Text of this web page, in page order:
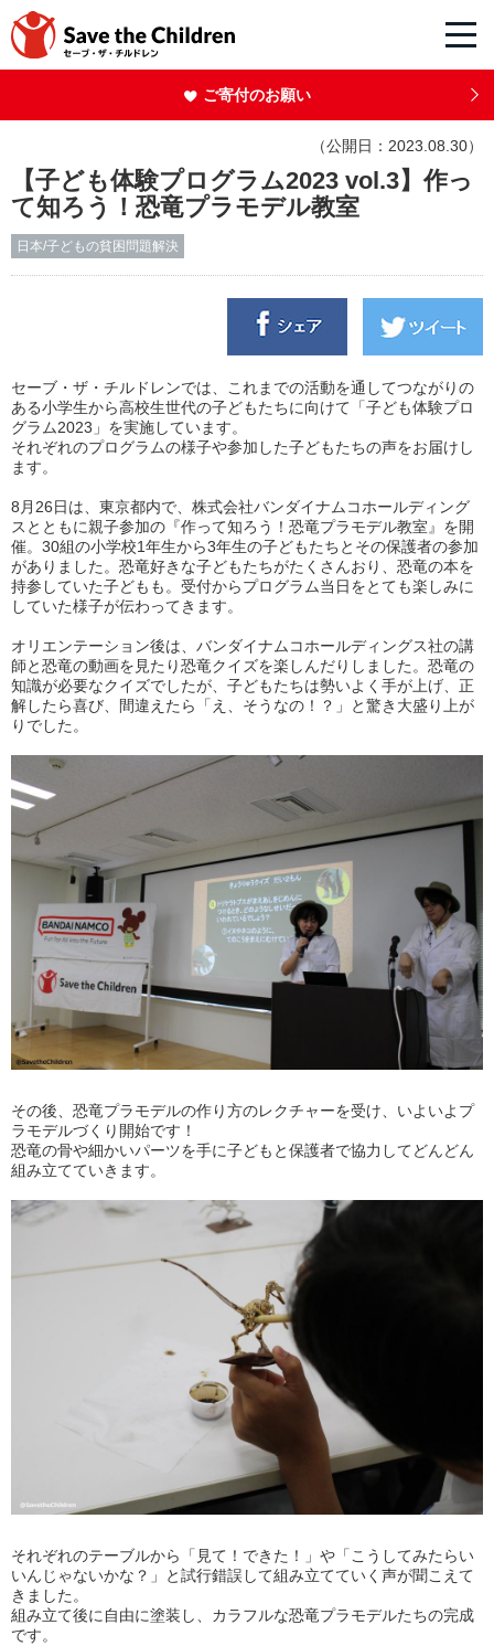
ご寄付のお願い
（公開日：2023.08.30）
【子ども体験プログラム2023 vol.3】作っ
て知ろう！恐竜プラモデル教室
日本/子どもの貧困問題解決
セーブ・ザ・チルドレンでは、これまでの活動を通してつながりの
ある小学生から高校生世代の子どもたちに向けて「子ども体験プロ
グラム2023」を実施しています。
それぞれのプログラムの様子や参加した子どもたちの声をお届けし
ます。
8月26日は、東京都内で、株式会社バンダイナムコホールディング
スとともに親子参加の『作って知ろう！恐竜プラモデル教室』を開
催。30組の小学校1年生から3年生の子どもたちとその保護者の参加
がありました。恐竜好きな子どもたちがたくさんおり、恐竜の本を
持参していた子どもも。受付からプログラム当日をとても楽しみに
していた様子が伝わってきます。
オリエンテーション後は、バンダイナムコホールディングス社の講
師と恐竜の動画を見たり恐竜クイズを楽しんだりしました。恐竜の
知識が必要なクイズでしたが、子どもたちは勢いよく手が上げ、正
解したら喜び、間違えたら「え、そうなの！？」と驚き大盛り上が
りでした。
その後、恐竜プラモデルの作り方のレクチャーを受け、いよいよプ
ラモデルづくり開始です！
恐竜の骨や細かいパーツを手に子どもと保護者で協力してどんどん
組み立てていきます。
それぞれのテーブルから「見て！できた！」や「こうしてみたらい
いんじゃないかな？」と試行錯誤して組み立てていく声が聞こえて
きました。
組み立て後に自由に塗装し、カラフルな恐竜プラモデルたちの完成
です。